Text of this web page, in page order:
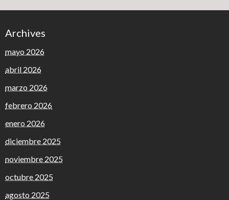
Archives
mayo 2026
abril 2026
marzo 2026
febrero 2026
enero 2026
diciembre 2025
noviembre 2025
octubre 2025
agosto 2025